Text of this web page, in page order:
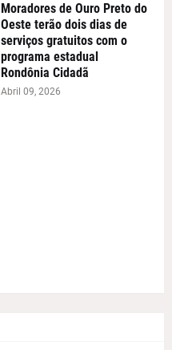
Moradores de Ouro Preto do
Oeste terão dois dias de
serviços gratuitos com o
programa estadual
Rondônia Cidadã
Abril 09, 2026